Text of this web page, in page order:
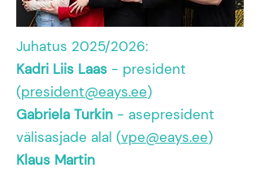
Juhatus 2025/2026:
Kadri Liis Laas - president
(president@eays.ee)
Gabriela Turkin - asepresident
välisasjade alal (vpe@eays.ee)
Klaus Martin